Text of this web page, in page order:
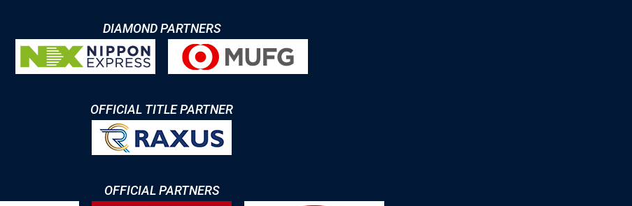
DIAMOND PARTNERS
OFFICIAL TITLE PARTNER
OFFICIAL PARTNERS